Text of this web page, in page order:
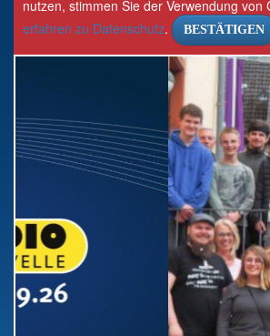
nutzen, stimmen Sie der Verwendung von
erfahren zu Datenschutz. BESTÄTIGEN